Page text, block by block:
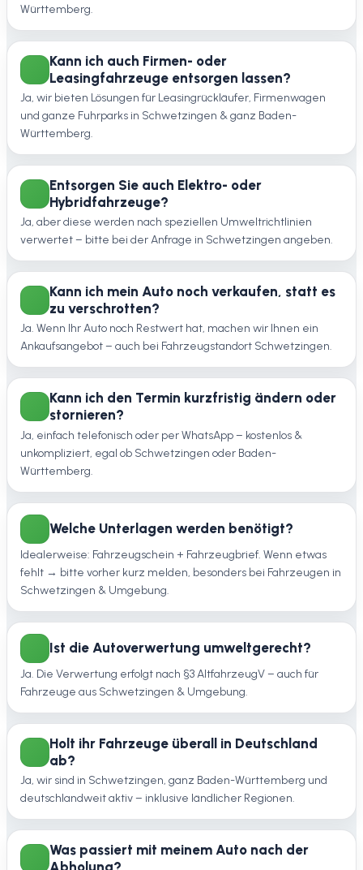
Württemberg.
Kann ich auch Firmen- oder
Leasingfahrzeuge entsorgen lassen?
Ja, wir bieten Lösungen für Leasingrückläufer, Firmenwagen
und ganze Fuhrparks in Schwetzingen & ganz Baden-
Württemberg.
Entsorgen Sie auch Elektro- oder
Hybridfahrzeuge?
Ja, aber diese werden nach speziellen Umweltrichtlinien
verwertet – bitte bei der Anfrage in Schwetzingen angeben.
Kann ich mein Auto noch verkaufen, statt es
zu verschrotten?
Ja. Wenn Ihr Auto noch Restwert hat, machen wir Ihnen ein
Ankaufsangebot – auch bei Fahrzeugstandort Schwetzingen.
Kann ich den Termin kurzfristig ändern oder
stornieren?
Ja, einfach telefonisch oder per WhatsApp – kostenlos &
unkompliziert, egal ob Schwetzingen oder Baden-
Württemberg.
Welche Unterlagen werden benötigt?
Idealerweise: Fahrzeugschein + Fahrzeugbrief. Wenn etwas
fehlt → bitte vorher kurz melden, besonders bei Fahrzeugen in
Schwetzingen & Umgebung.
Ist die Autoverwertung umweltgerecht?
Ja. Die Verwertung erfolgt nach §3 AltfahrzeugV – auch für
Fahrzeuge aus Schwetzingen & Umgebung.
Holt ihr Fahrzeuge überall in Deutschland
ab?
Ja, wir sind in Schwetzingen, ganz Baden-Württemberg und
deutschlandweit aktiv – inklusive ländlicher Regionen.
Was passiert mit meinem Auto nach der